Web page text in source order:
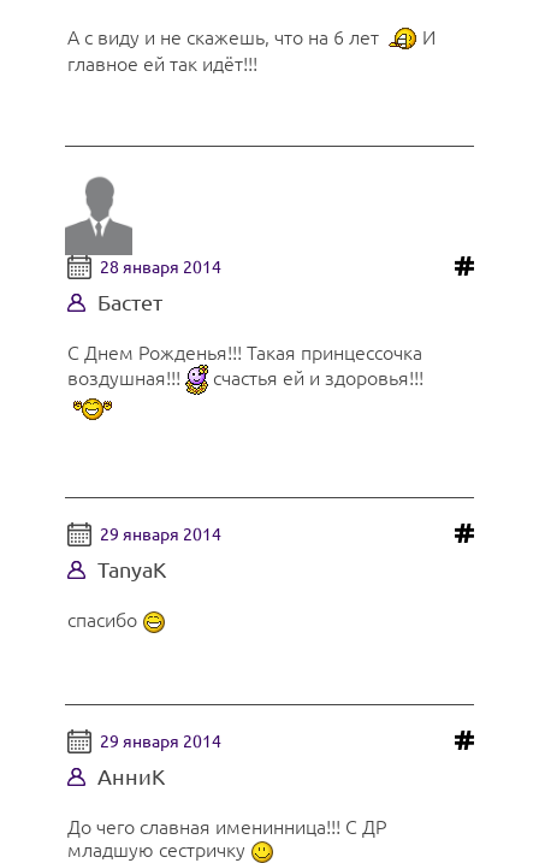
А с виду и не скажешь, что на 6 лет
И
главное ей так идёт!!!
28 января 2014
Бастет
С Днем Рожденья!!! Такая принцессочка
воздушная!!!
счастья ей и здоровья!!!
29 января 2014
TanyaK
спасибо
29 января 2014
АнниК
До чего славная именинница!!! С ДР
младшую сестричку